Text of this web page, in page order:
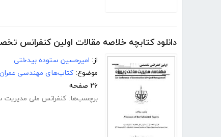
دانلود کتابچه خلاصه مقالات اولین کنفرانس
از: امیرحسین ستوده بیدختی
موضوع: کتاب‌های مهندسی عمران
۲۶ صفحه
برچسب‌ها: کنفرانس ملی مدیریت